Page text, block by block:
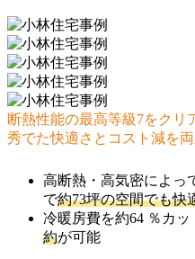
断熱性能の最高等級7をクリ
秀でた快適さとコスト減を
高断熱・高気密によっ
で約73坪の空間でも快
冷暖房費を約64 ％カッ
約が可能